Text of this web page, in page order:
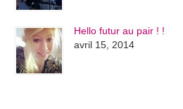
Hello futur au pair ! !
avril 15, 2014